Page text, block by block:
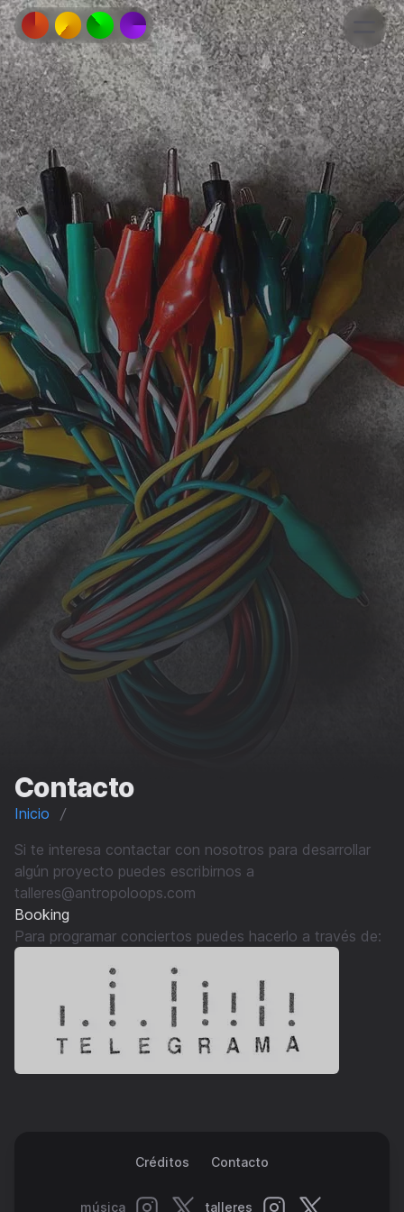
Contacto
Inicio
Si te interesa contactar con nosotros para desarrollar
algún proyecto puedes escribirnos a
talleres@antropoloops.com
Booking
Para programar conciertos puedes hacerlo a través de:
Créditos Contacto
música talleres